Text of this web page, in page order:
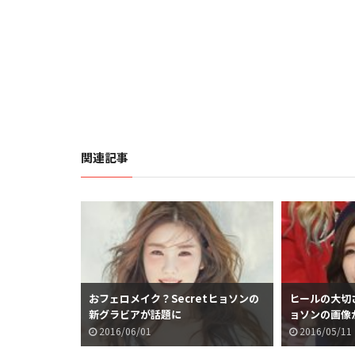
関連記事
おフェロメイク？Secretヒョソンの
新グラビアが話題に
2016/06/01
ヒールの大
ョソンの画
2016/05/11